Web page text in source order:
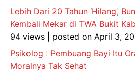
Lebih Dari 20 Tahun ‘Hilang’,
Kembali Mekar di TWA Bukit
94 views
posted on April 3,
Psikolog : Pembuang Bayi Itu
Moralnya Tak Sehat